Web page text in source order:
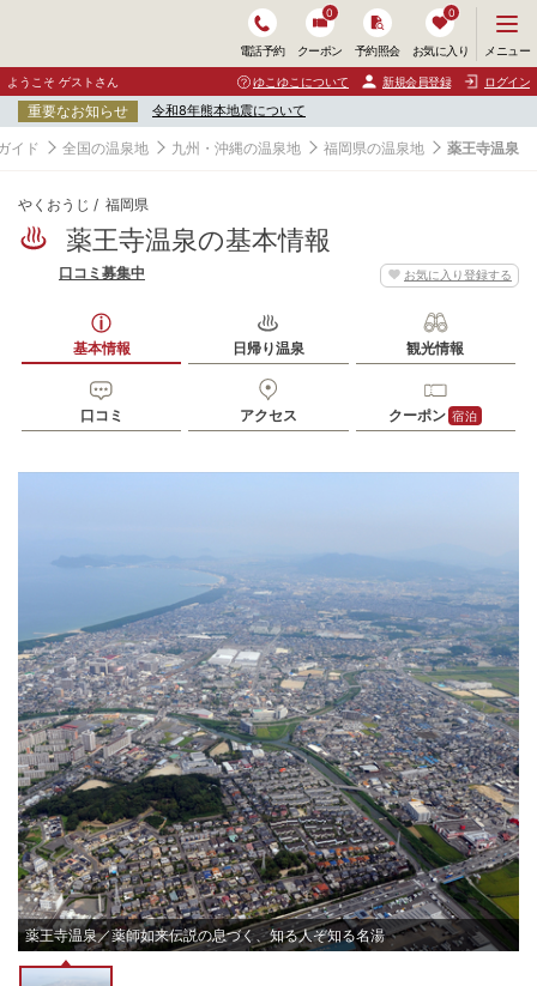
電話予約 クーポン
0
予約照会 お気に入り
0
ニ
ュ
ー
開
く
メニュー
ようこそ ゲストさん ゆこゆこについて 新規会員登録 ログイン
重要なお知らせ 令和8年熊本地震について
イド 全国の温泉地 九州・沖縄の温泉地 福岡県の温泉地 薬王寺温泉
やくおうじ 福岡県
薬王寺温泉の基本情報
お気に入り登録する
口コミ募集中
基本情報 日帰り温泉 観光情報
口コミ アクセス クーポン 宿泊
薬王寺温泉／薬師如来伝説の息づく、知る人ぞ知る名湯